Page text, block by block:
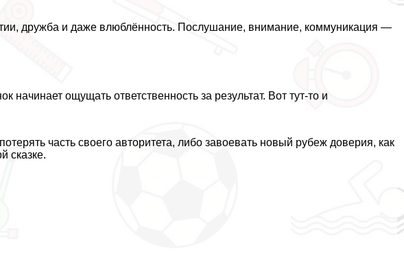
дружба и даже влюблённость. Послушание, внимание, коммуникация —
начинает ощущать ответственность за результат. Вот тут-то и
часть своего авторитета, либо завоевать новый рубеж доверия, как
сказке.